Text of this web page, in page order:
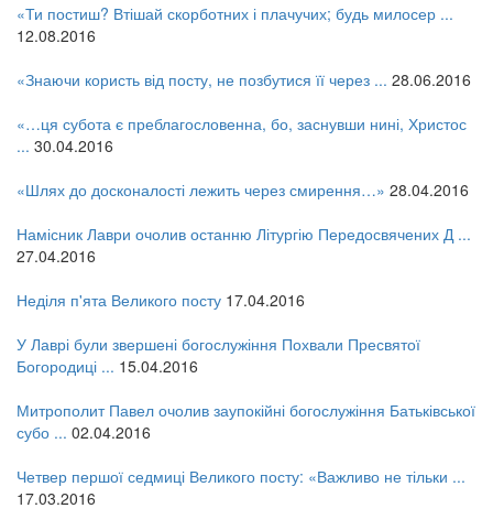
«Ти постиш? Втішай скорботних і плачучих; будь милосер ...
12.08.2016
«Знаючи користь від посту, не позбутися її через ... 28.06.2016
«…ця субота є преблагословенна, бо, заснувши нині, Христос
... 30.04.2016
«Шлях до досконалості лежить через смирення…» 28.04.2016
Намісник Лаври очолив останню Літургію Передосвячених Д ...
27.04.2016
Неділя п'ята Великого посту 17.04.2016
У Лаврі були звершені богослужіння Похвали Пресвятої
Богородиці ... 15.04.2016
Митрополит Павел очолив заупокійні богослужіння Батьківської
субо ... 02.04.2016
Четвер першої седмиці Великого посту: «Важливо не тільки ...
17.03.2016